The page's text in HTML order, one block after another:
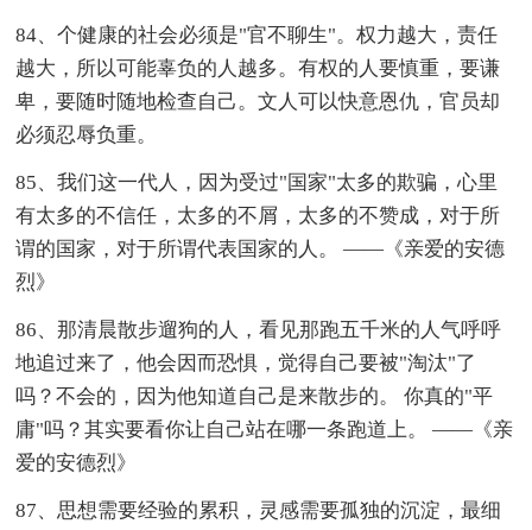
84、个健康的社会必须是"官不聊生"。权力越大，责任
越大，所以可能辜负的人越多。有权的人要慎重，要谦
卑，要随时随地检查自己。文人可以快意恩仇，官员却
必须忍辱负重。
85、我们这一代人，因为受过"国家"太多的欺骗，心里
有太多的不信任，太多的不屑，太多的不赞成，对于所
谓的国家，对于所谓代表国家的人。 ——《亲爱的安德
烈》
86、那清晨散步遛狗的人，看见那跑五千米的人气呼呼
地追过来了，他会因而恐惧，觉得自己要被"淘汰"了
吗？不会的，因为他知道自己是来散步的。 你真的"平
庸"吗？其实要看你让自己站在哪一条跑道上。 ——《亲
爱的安德烈》
87、思想需要经验的累积，灵感需要孤独的沉淀，最细